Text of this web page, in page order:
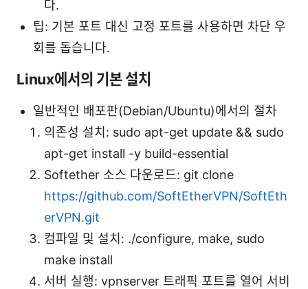
다.
팁: 기본 포트 대신 고정 포트를 사용하면 차단 우
회를 돕습니다.
Linux에서의 기본 설치
일반적인 배포판(Debian/Ubuntu)에서의 절차
의존성 설치: sudo apt-get update && sudo
apt-get install -y build-essential
Softether 소스 다운로드: git clone
https://github.com/SoftEtherVPN/SoftEth
erVPN.git
컴파일 및 설치: ./configure, make, sudo
make install
서버 실행: vpnserver 트래픽 포트를 열어 서비